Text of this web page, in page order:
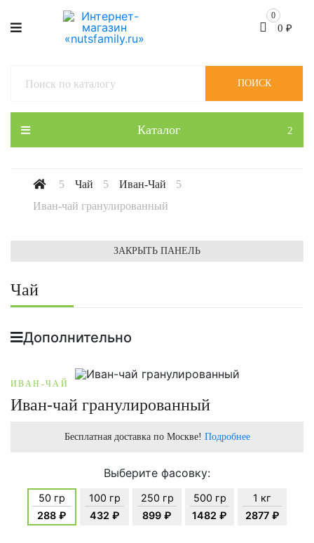
0
0 ₽
Каталог
ПОИСК
Чай
Иван-Чай
Иван-чай гранулированный
ЗАКРЫТЬ ПАНЕЛЬ
Чай
Дополнительно
ИВАН-ЧАЙ
Иван-чай гранулированный
Бесплатная доставка по Москве! Подробнее
Выберите фасовку:
50 гр
288 ₽
100 гр
432 ₽
250 гр
899 ₽
500 гр
1482 ₽
1 кг
2877 ₽